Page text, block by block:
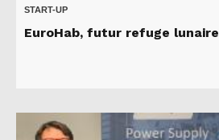
START-UP
EuroHab, futur refuge lunaire